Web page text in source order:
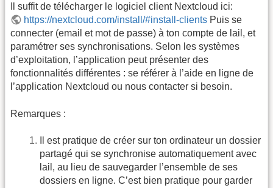
Il suffit de télécharger le logiciel client Nextcloud ici:
https://nextcloud.com/install/#install-clients Puis se
connecter (email et mot de passe) à ton compte de lail, et
paramétrer ses synchronisations. Selon les systèmes
d’exploitation, l’application peut présenter des
fonctionnalités différentes : se référer à l’aide en ligne de
l’application Nextcloud ou nous contacter si besoin.
Remarques :
Il est pratique de créer sur ton ordinateur un dossier
partagé qui se synchronise automatiquement avec
lail, au lieu de sauvegarder l’ensemble de ses
dossiers en ligne. C’est bien pratique pour garder